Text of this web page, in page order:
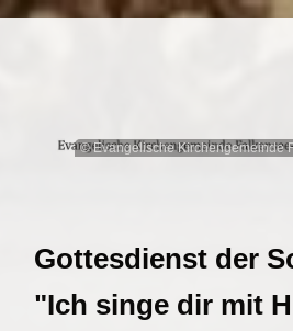
© Evangelische Kirchengemeinde
Gottesdienst der
"Ich singe dir mit